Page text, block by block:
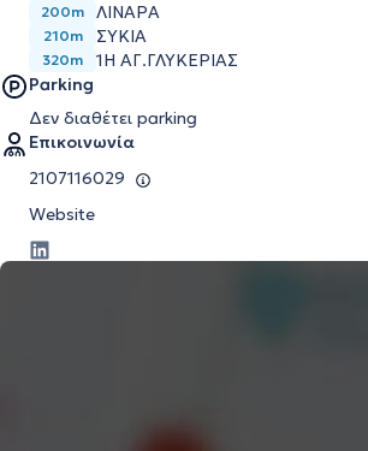
200m ΛΙΝΑΡΑ
210m ΣΥΚΙΑ
320m
1Η ΑΓ.ΓΛΥΚΕΡΙΑΣ
Parking
Δεν διαθέτει parking
Επικοινωνία
2107116029
Website